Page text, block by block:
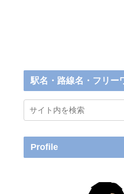
駅名・路線名・フリー
Profile